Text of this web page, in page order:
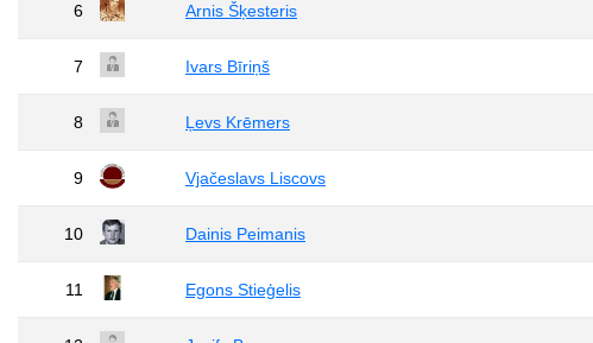
6 Arnis Šķesteris
7 Ivars Bīriņš
8 Ļevs Krēmers
9 Vjačeslavs Liscovs
10 Dainis Peimanis
11 Egons Stieģelis